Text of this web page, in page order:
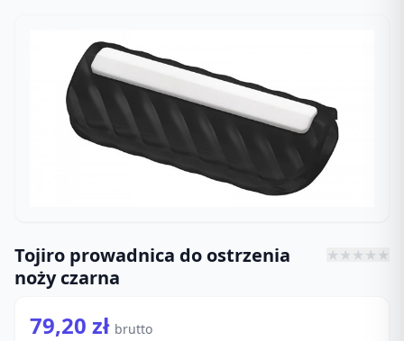
Tojiro prowadnica do ostrzenia
noży czarna
★★★★★
79,20 zł brutto